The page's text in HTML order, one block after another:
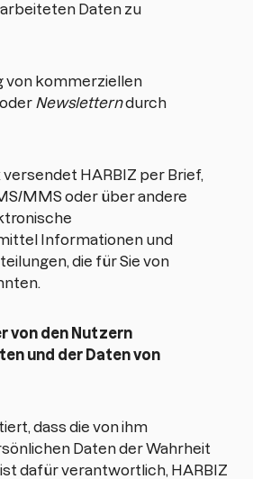
Daten zu
von kommerziellen
Newsletterndurch
HARBIZ per Brief,
MMS oder über andere
Informationen und
die für Sie von
von den Nutzern
und der Daten von
dass die von ihm
Daten der Wahrheit
dafür verantwortlich, HARBIZ